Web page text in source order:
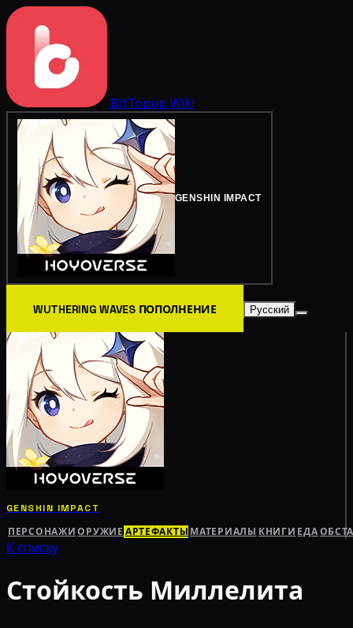
BitTopup Wiki
GENSHIN IMPACT
WUTHERING WAVES ПОПОЛНЕНИЕ Русский
GENSHIN IMPACT
ПЕРСОНАЖИ ОРУЖИЕ АРТЕФАКТЫ МАТЕРИАЛЫ КНИГИ ЕДА
К списку
Стойкость Миллелита